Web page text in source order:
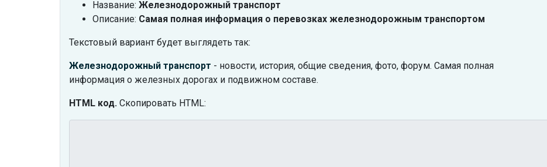
Название: Железнодорожный транспорт
Описание: Самая полная информация о перевозках железнодорожным транспортом
Текстовый вариант будет выглядеть так:
Железнодорожный транспорт - новости, история, общие сведения, фото, форум. Самая полная
информация о железных дорогах и подвижном составе.
HTML код. Скопировать HTML: